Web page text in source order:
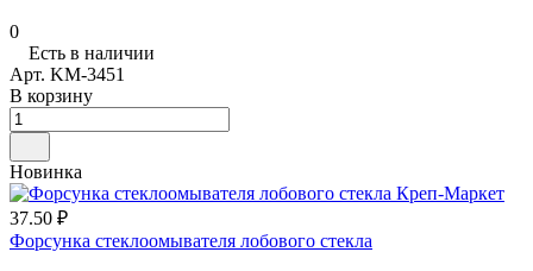
0
Есть в наличии
Арт. KM-3451
В корзину
Новинка
37.50 ₽
Форсунка стеклоомывателя лобового стекла